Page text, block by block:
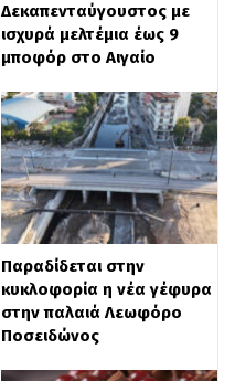
Δεκαπενταύγουστος με
ισχυρά μελτέμια έως 9
μποφόρ στο Αιγαίο
Παραδίδεται στην
κυκλοφορία η νέα γέφυρα
στην παλαιά Λεωφόρο
Ποσειδώνος